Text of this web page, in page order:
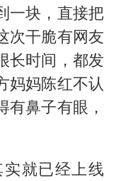
一块，直接把
次干脆有网友
长时间，都发
妈妈陈红不认
鼻子有眼，
实就已经上线